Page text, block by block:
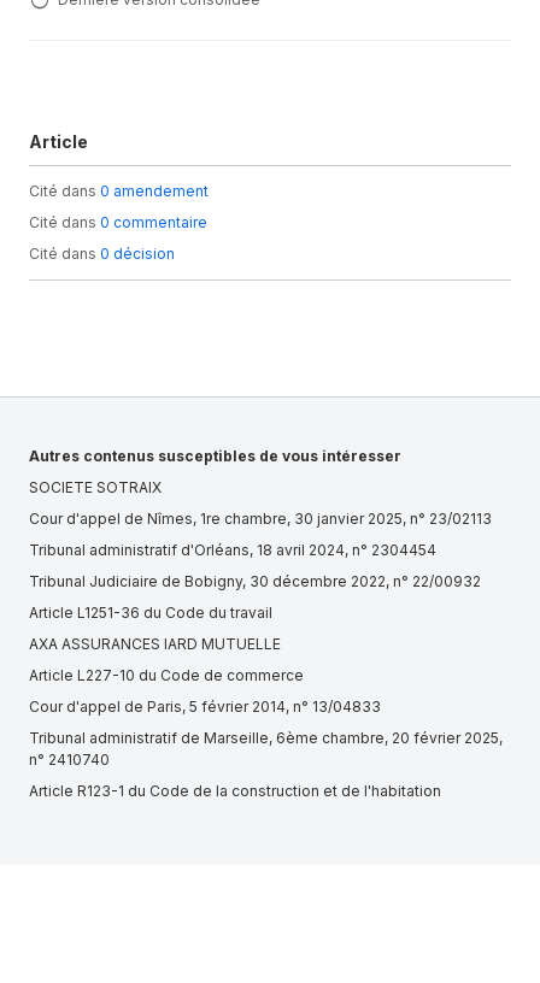
Article
Cité dans 0 amendement
Cité dans 0 commentaire
Cité dans 0 décision
Autres contenus susceptibles de vous intéresser
SOCIETE SOTRAIX
Cour d'appel de Nîmes, 1re chambre, 30 janvier 2025, n° 23/02113
Tribunal administratif d'Orléans, 18 avril 2024, n° 2304454
Tribunal Judiciaire de Bobigny, 30 décembre 2022, n° 22/00932
Article L1251-36 du Code du travail
AXA ASSURANCES IARD MUTUELLE
Article L227-10 du Code de commerce
Cour d'appel de Paris, 5 février 2014, n° 13/04833
Tribunal administratif de Marseille, 6ème chambre, 20 février 2025,
n° 2410740
Article R123-1 du Code de la construction et de l'habitation